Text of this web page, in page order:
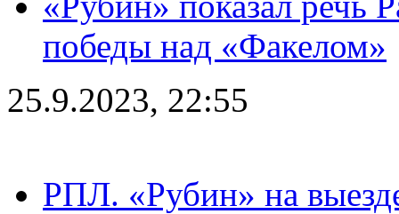
победы над «Факелом»
25.9.2023, 22:55
РПЛ. «Рубин» на